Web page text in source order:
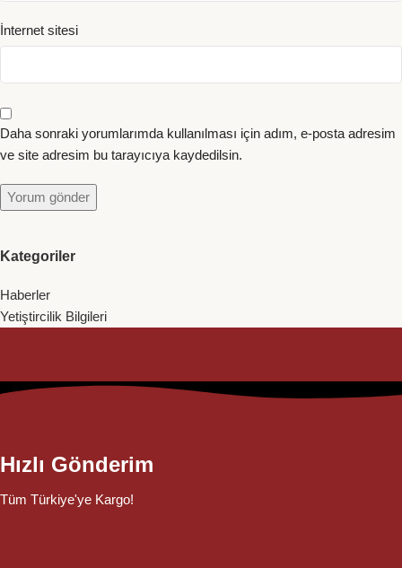
İnternet sitesi
Daha sonraki yorumlarımda kullanılması için adım, e-posta adresim
ve site adresim bu tarayıcıya kaydedilsin.
Kategoriler
Haberler
Yetiştircilik Bilgileri
Hızlı Gönderim
Tüm Türkiye'ye Kargo!